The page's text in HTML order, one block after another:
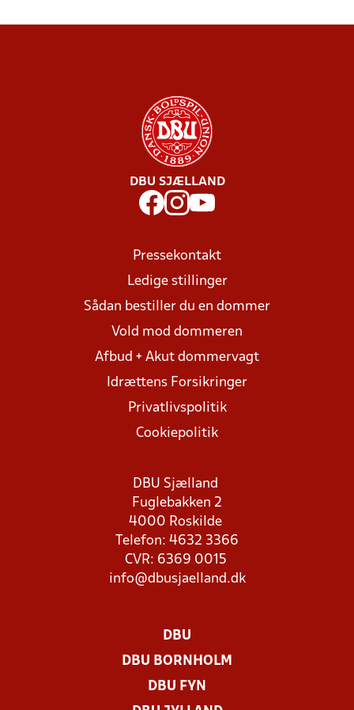
DBU SJÆLLAND
Pressekontakt
Ledige stillinger
Sådan bestiller du en dommer
Vold mod dommeren
Afbud + Akut dommervagt
Idrættens Forsikringer
Privatlivspolitik
Cookiepolitik
DBU Sjælland
Fuglebakken 2
4000 Roskilde
Telefon: 4632 3366
CVR: 6369 0015
info@dbusjaelland.dk
DBU
DBU BORNHOLM
DBU FYN